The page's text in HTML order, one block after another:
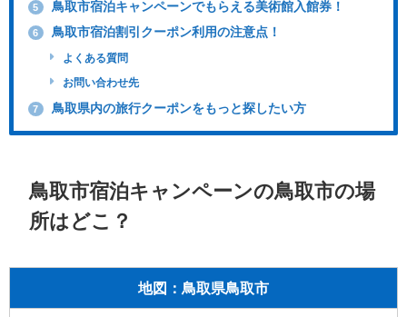
5 鳥取市宿泊キャンペーンでもらえる美術館入館券！
6 鳥取市宿泊割引クーポン利用の注意点！
よくある質問
お問い合わせ先
7 鳥取県内の旅行クーポンをもっと探したい方
鳥取市宿泊キャンペーンの鳥取市の場
所はどこ？
地図：鳥取県鳥取市